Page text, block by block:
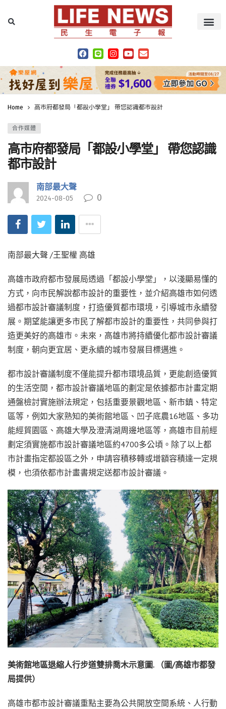
Home 高市府都發局「都設小學堂」 帶您認識都市設計
合作媒體
高市府都發局「都設小學堂」 帶您認識
都市設計
南部最大聲
2024-08-05 0
南部最大聲 /王聖權 高雄
高雄市政府都市發展局透過「都設小學堂」，以淺顯易懂的
方式，向市民解說都市設計的重要性，並介紹高雄市如何透
過都市設計審議制度，打造優質都市環境，引導城市永續發
展。期望能讓更多市民了解都市設計的重要性，共同參與打
造更美好的高雄市。未來，高雄市將持續優化都市設計審議
制度，朝向更宜居、更永續的城市發展目標邁進。
都市設計審議制度不僅能提升都市環境品質，更能創造優質
的生活空間，都市設計審議地區的劃定是依據都市計畫定期
通盤檢討實施辦法規定，包括重要景觀地區、新市鎮、特定
區等，例如大家熟知的美術館地區、凹子底農16地區、多功
能經貿園區、高雄大學及澄清湖周邊地區等，高雄市目前經
劃定須實施都市設計審議地區約4700多公頃。除了以上都
市計畫指定都設區之外，申請容積移轉或增額容積達一定規
模，也須依都市計畫書規定送都市設計審議。
美術館地區退縮人行步道雙排喬木示意圖. （圖/高雄市都發
局提供）
高雄市都市設計審議重點主要為公共開放空間系統、人行動